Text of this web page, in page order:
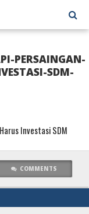
PERSAINGAN-
SDM-
Investasi SDM
COMMENTS